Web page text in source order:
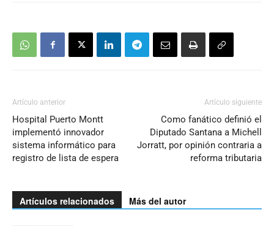
Artículo anterior
Hospital Puerto Montt
implementó innovador
sistema informático para
registro de lista de espera
Artículo siguiente
Como fanático definió el
Diputado Santana a Michell
Jorratt, por opinión contraria a
reforma tributaria
Artículos relacionados Más del autor